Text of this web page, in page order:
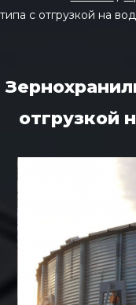
типа с отгрузкой на
отгрузкой